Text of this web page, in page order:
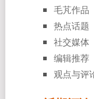
毛芃作品
热点话题
社交媒体
编辑推荐
观点与评